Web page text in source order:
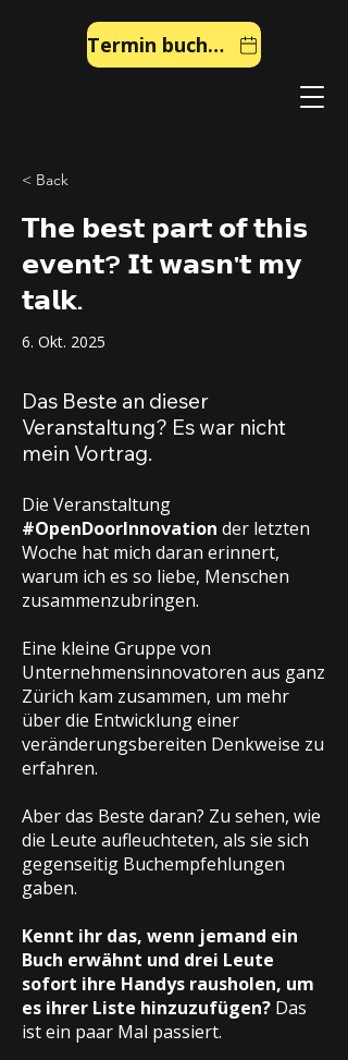
Termin buchen
< Back
𝗧𝗵𝗲 𝗯𝗲𝘀𝘁 𝗽𝗮𝗿𝘁 𝗼𝗳 𝘁𝗵𝗶𝘀
𝗲𝘃𝗲𝗻𝘁? 𝗜𝘁 𝘄𝗮𝘀𝗻'𝘁 𝗺𝘆
𝘁𝗮𝗹𝗸.
6. Okt. 2025
Das Beste an dieser
Veranstaltung? Es war nicht
mein Vortrag.
Die Veranstaltung
#OpenDoorInnovation der letzten
Woche hat mich daran erinnert,
warum ich es so liebe, Menschen
zusammenzubringen.
Eine kleine Gruppe von
Unternehmensinnovatoren aus ganz
Zürich kam zusammen, um mehr
über die Entwicklung einer
veränderungsbereiten Denkweise zu
erfahren.
Aber das Beste daran? Zu sehen, wie
die Leute aufleuchteten, als sie sich
gegenseitig Buchempfehlungen
gaben.
Kennt ihr das, wenn jemand ein
Buch erwähnt und drei Leute
sofort ihre Handys rausholen, um
es ihrer Liste hinzuzufügen? Das
ist ein paar Mal passiert.